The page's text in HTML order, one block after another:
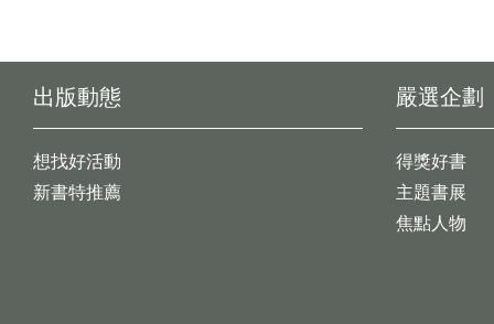
出版動態
想找好活動
新書特推薦
嚴選企劃
得獎好書
主題書展
焦點人物